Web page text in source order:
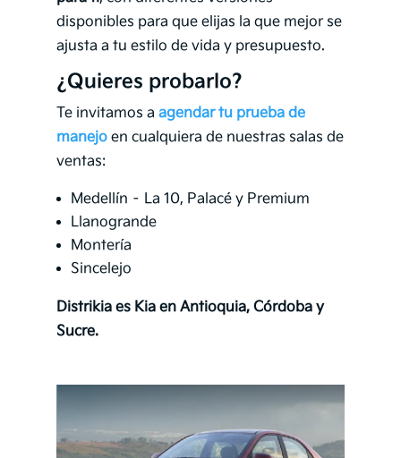
disponibles para que elijas la que mejor se
ajusta a tu estilo de vida y presupuesto.
¿Quieres probarlo?
Te invitamos a agendar tu prueba de
manejoen cualquiera de nuestras salas de
ventas:
Medellín – La 10, Palacé y Premium
Llanogrande
Montería
Sincelejo
Distrikia es Kia en Antioquia, Córdoba y
Sucre.